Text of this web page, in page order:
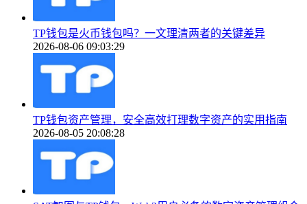
TP钱包是火币钱包吗？一文理清两者的关键差异
2026-08-06 09:03:29
TP钱包资产管理，安全高效打理数字资产的实用指南
2026-08-05 20:08:28